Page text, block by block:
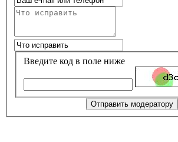
Введите код в поле ниже
Отправить модератору